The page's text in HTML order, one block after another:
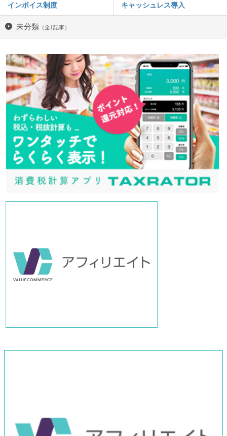
インボイス制度 キャッシュレス導入
未分類 （全1記事）